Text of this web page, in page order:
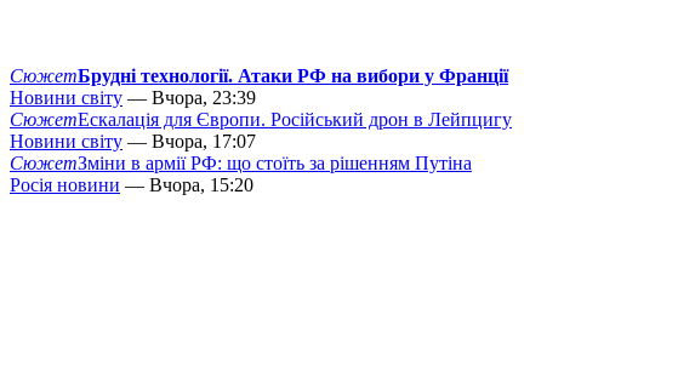
СюжетБрудні технології. Атаки РФ на вибори у Франції
Новини світу — Вчора, 23:39
СюжетЕскалація для Європи. Російський дрон в Лейпцигу
Новини світу — Вчора, 17:07
СюжетЗміни в армії РФ: що стоїть за рішенням Путіна
Росія новини — Вчора, 15:20